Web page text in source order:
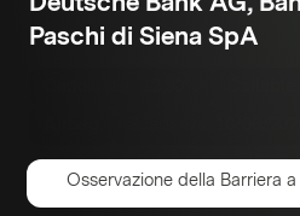
Paschi di Siena SpA
Osservazione della Barriera